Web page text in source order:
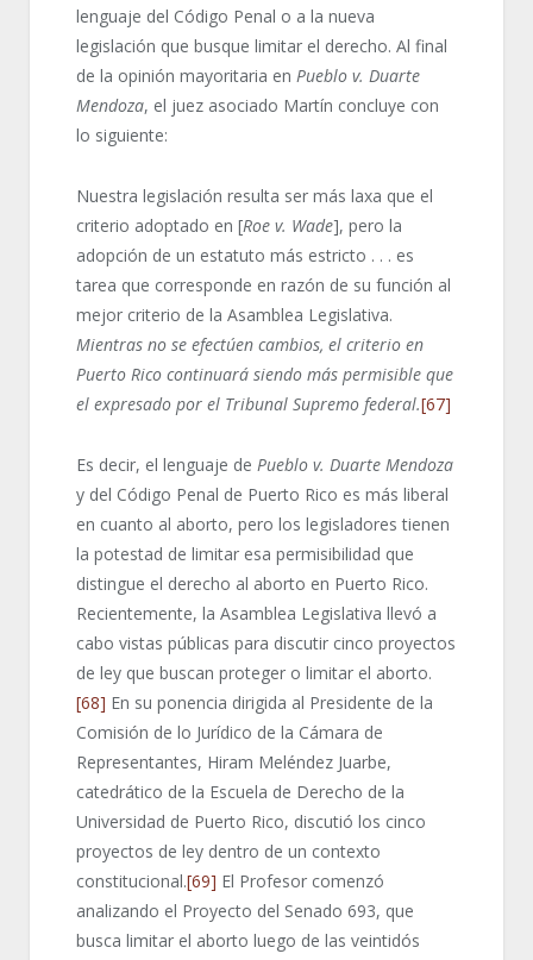
lenguaje del Código Penal o a la nueva
legislación que busque limitar el derecho. Al final
de la opinión mayoritaria en Pueblo v. Duarte
Mendoza, el juez asociado Martín concluye con
lo siguiente:
Nuestra legislación resulta ser más laxa que el
criterio adoptado en [Roe v. Wade], pero la
adopción de un estatuto más estricto . . . es
tarea que corresponde en razón de su función al
mejor criterio de la Asamblea Legislativa.
Mientras no se efectúen cambios, el criterio en
Puerto Rico continuará siendo más permisible que
el expresado por el Tribunal Supremo federal.[67]
Es decir, el lenguaje de Pueblo v. Duarte Mendoza
y del Código Penal de Puerto Rico es más liberal
en cuanto al aborto, pero los legisladores tienen
la potestad de limitar esa permisibilidad que
distingue el derecho al aborto en Puerto Rico.
Recientemente, la Asamblea Legislativa llevó a
cabo vistas públicas para discutir cinco proyectos
de ley que buscan proteger o limitar el aborto.
[68] En su ponencia dirigida al Presidente de la
Comisión de lo Jurídico de la Cámara de
Representantes, Hiram Meléndez Juarbe,
catedrático de la Escuela de Derecho de la
Universidad de Puerto Rico, discutió los cinco
proyectos de ley dentro de un contexto
constitucional.[69] El Profesor comenzó
analizando el Proyecto del Senado 693, que
busca limitar el aborto luego de las veintidós